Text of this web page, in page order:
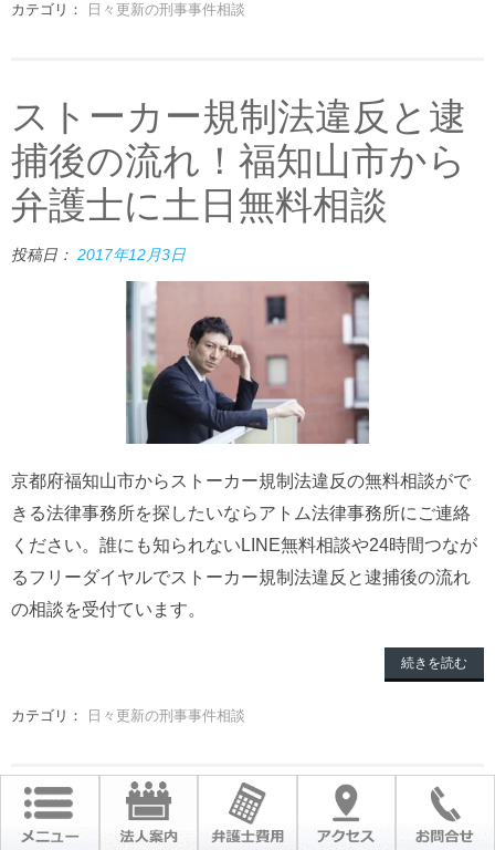
カテゴリ： 日々更新の刑事事件相談
ストーカー規制法違反と逮
捕後の流れ！福知山市から
弁護士に土日無料相談
投稿日： 2017年12月3日
京都府福知山市からストーカー規制法違反の無料相談がで
きる法律事務所を探したいならアトム法律事務所にご連絡
ください。誰にも知られないLINE無料相談や24時間つなが
るフリーダイヤルでストーカー規制法違反と逮捕後の流れ
の相談を受付ています。
続きを読む
カテゴリ： 日々更新の刑事事件相談
京都市中京区から弁護士に